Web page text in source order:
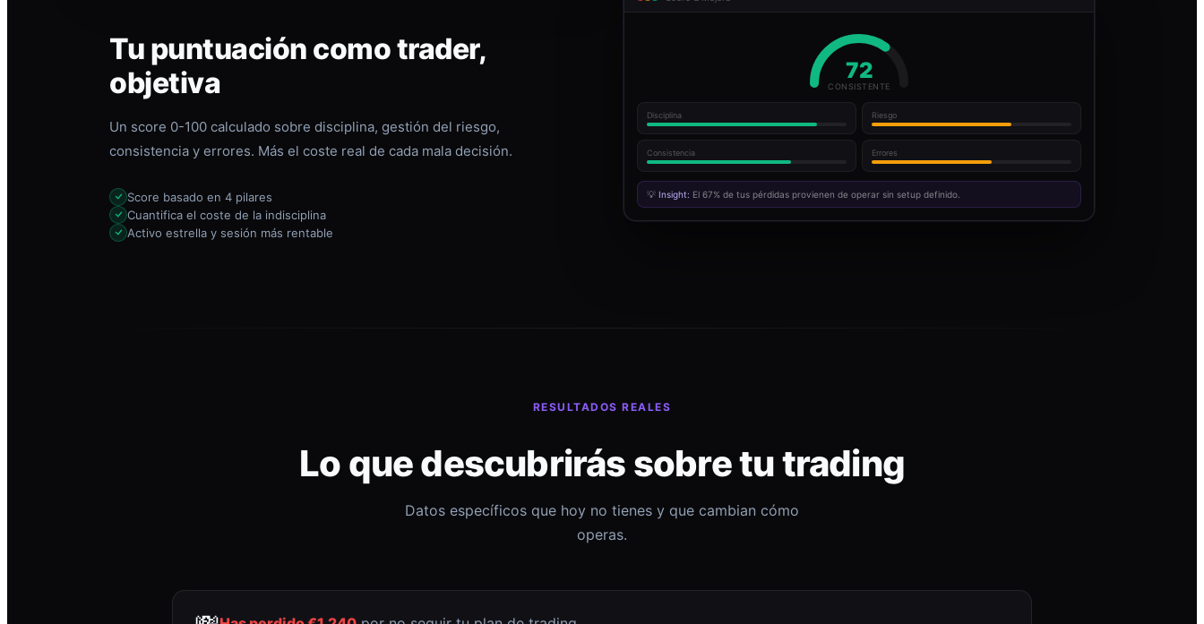
Tu puntuación como trader,
objetiva
Un score 0-100 calculado sobre disciplina, gestión del riesgo,
consistencia y errores. Más el coste real de cada mala decisión.
Score basado en 4 pilares
Cuantifica el coste de la indisciplina
Activo estrella y sesión más rentable
72
CONSISTENTE
Disciplina Riesgo
Consistencia Errores
💡 Insight: El 67% de tus pérdidas provienen de operar sin setup definido.
RESULTADOS REALES
Lo que descubrirás sobre tu trading
Datos específicos que hoy no tienes y que cambian cómo
operas.